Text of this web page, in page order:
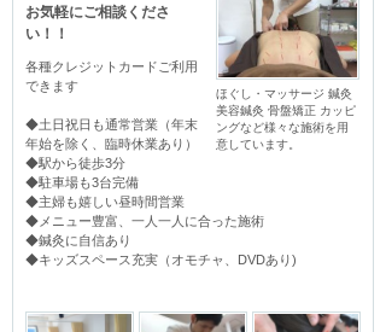
ほぐし・マッサージ 鍼灸
美容鍼灸 骨盤矯正 カッピ
ングなど様々な施術を用
意しています。
お気軽にご相談くださ
い！！
各種クレジットカードご利用
できます
◆土日祝日も通常営業（年末
年始を除く、臨時休業あり）
◆駅から徒歩3分
◆駐車場も3台完備
◆主婦も嬉しい昼時間営業
◆メニュー豊富、一人一人に合った施術
◆鍼灸に自信あり
◆キッズスペース充実（オモチャ、DVDあり)